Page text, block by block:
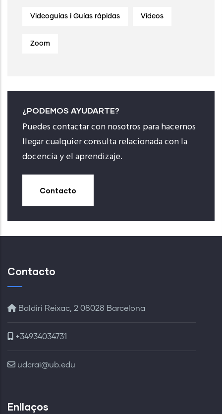
Videoguías i Guías rápidas Vídeos
Zoom
¿PODEMOS AYUDARTE?
Puedes contactar con nosotros para hacernos
llegar cualquier consulta relacionada con la
docencia y el aprendizaje.
Contacto
Contacto
Baldiri Reixac, 2 08028 Barcelona
+34934034731
udcrai@ub.edu
Enllaços